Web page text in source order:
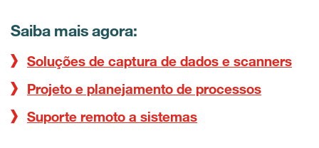
Saiba mais agora:
Soluções de captura de dados e scanners
Projeto e planejamento de processos
Suporte remoto a sistemas